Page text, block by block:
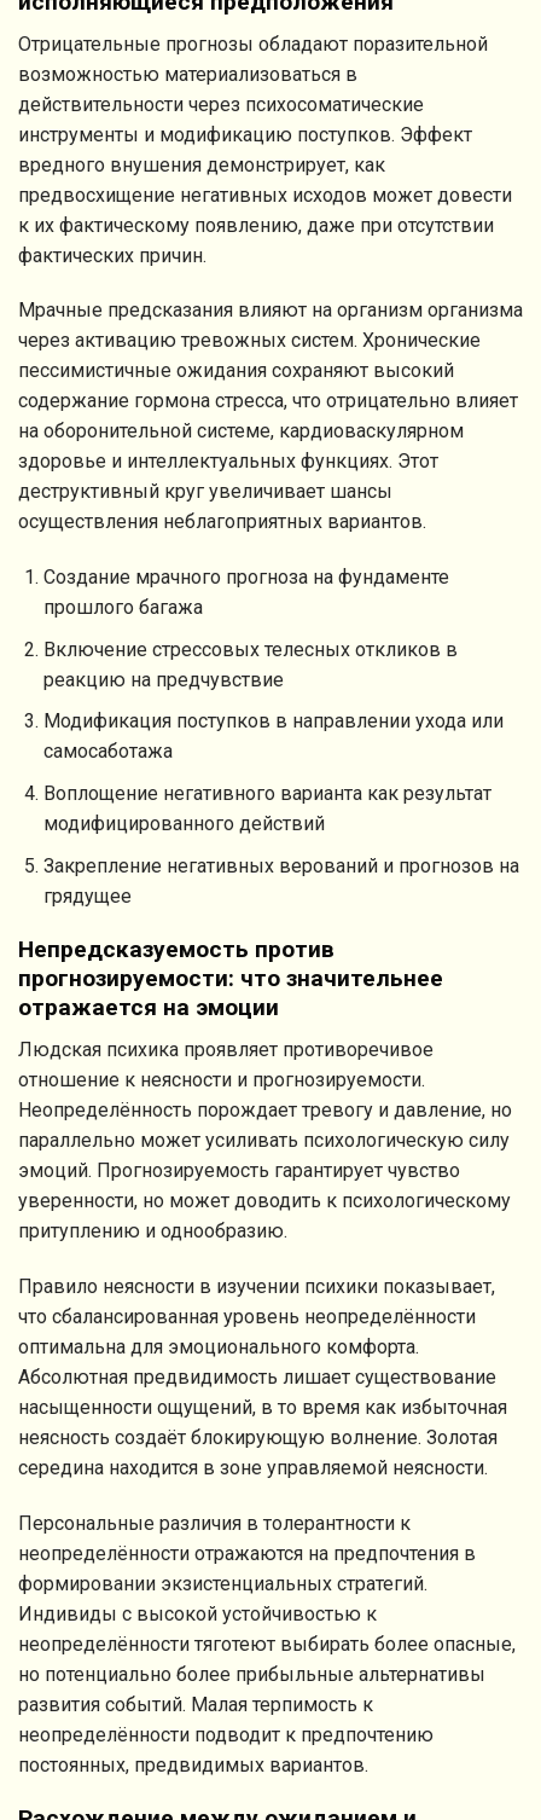
Отрицательные прогнозы обладают поразительной
возможностью материализоваться в
действительности через психосоматические
инструменты и модификацию поступков. Эффект
вредного внушения демонстрирует, как
предвосхищение негативных исходов может довести
к их фактическому появлению, даже при отсутствии
фактических причин.
Мрачные предсказания влияют на организм организма
через активацию тревожных систем. Хронические
пессимистичные ожидания сохраняют высокий
содержание гормона стресса, что отрицательно влияет
на оборонительной системе, кардиоваскулярном
здоровье и интеллектуальных функциях. Этот
деструктивный круг увеличивает шансы
осуществления неблагоприятных вариантов.
Создание мрачного прогноза на фундаменте
прошлого багажа
Включение стрессовых телесных откликов в
реакцию на предчувствие
Модификация поступков в направлении ухода или
самосаботажа
Воплощение негативного варианта как результат
модифицированного действий
Закрепление негативных верований и прогнозов на
грядущее
Непредсказуемость против
прогнозируемости: что значительнее
отражается на эмоции
Людская психика проявляет противоречивое
отношение к неясности и прогнозируемости.
Неопределённость порождает тревогу и давление, но
параллельно может усиливать психологическую силу
эмоций. Прогнозируемость гарантирует чувство
уверенности, но может доводить к психологическому
притуплению и однообразию.
Правило неясности в изучении психики показывает,
что сбалансированная уровень неопределённости
оптимальна для эмоционального комфорта.
Абсолютная предвидимость лишает существование
насыщенности ощущений, в то время как избыточная
неясность создаёт блокирующую волнение. Золотая
середина находится в зоне управляемой неясности.
Персональные различия в толерантности к
неопределённости отражаются на предпочтения в
формировании экзистенциальных стратегий.
Индивиды с высокой устойчивостью к
неопределённости тяготеют выбирать более опасные,
но потенциально более прибыльные альтернативы
развития событий. Малая терпимость к
неопределённости подводит к предпочтению
постоянных, предвидимых вариантов.